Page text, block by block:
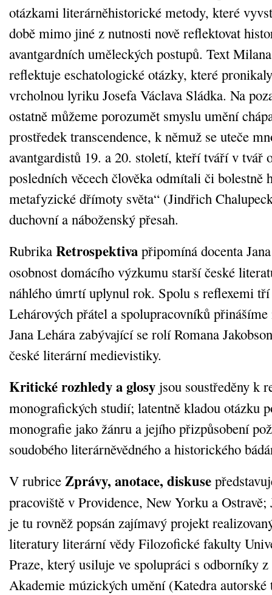
otázkami literárněhistorické metody, které
době mimo jiné z nutnosti nově reflektovat
avantgardních uměleckých postupů. Text
reflektuje eschatologické otázky, které
vrcholnou lyriku Josefa Václava Sládka. Na
ostatně můžeme porozumět smyslu umění
prostředek transcendence, k němuž se uteče
avantgardistů 19. a 20. století, kteří tváří v tvář
posledních věcech člověka odmítali či bolestně
metafyzické dřímoty světa“ (Jindřich
duchovní a náboženský přesah.
Rubrika Retrospektiva připomíná docenta
osobnost domácího výzkumu starší české
náhlého úmrtí uplynul rok. Spolu s reflexemi
Lehárových přátel a spolupracovníků
Jana Lehára zabývající se rolí Romana
české literární medievistiky.
Kritické rozhledy a glosy jsou soustředěny k
monografických studií; latentně kladou otázku
monografie jako žánru a jejího přizpůsobení
soudobého literárněvědného a historického
V rubrice Zprávy, anotace, diskuse
pracoviště v Providence, New Yorku a Ostravě;
je tu rovněž popsán zajímavý projekt
literatury literární vědy Filozofické fakulty
Praze, který usiluje ve spolupráci s odborníky
Akademie múzických umění (Katedra autorské